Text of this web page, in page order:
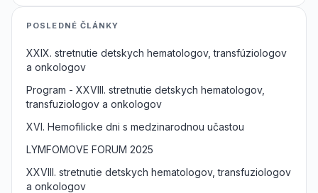
POSLEDNÉ ČLÁNKY
XXIX. stretnutie detskych hematologov, transfúziologov
a onkologov
Program - XXVIII. stretnutie detskych hematologov,
transfuziologov a onkologov
XVI. Hemofilicke dni s medzinarodnou učastou
LYMFOMOVE FORUM 2025
XXVIII. stretnutie detskych hematologov, transfuziologov
a onkologov